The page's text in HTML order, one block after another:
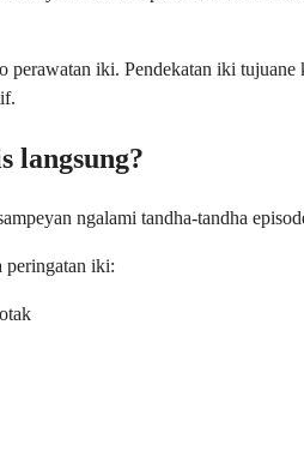
perawatan iki. Pendekatan iki
langsung?
ngalami tandha-tandha
peringatan iki: